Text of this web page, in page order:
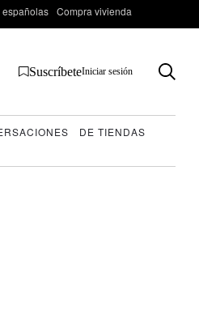
españolas Compra vivienda
SuscríbeteIniciar sesión
DE TIENDAS